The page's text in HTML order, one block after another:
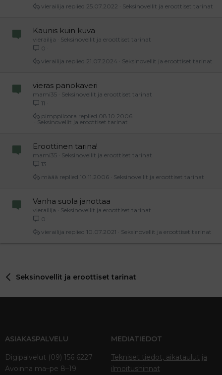
Seksinovellit ja eroottiset tarinat
25.07.2022
vierailija
Kaunis kuin kuva
vierailija
Seksinovellit ja eroottiset tarinat
0
Seksinovellit ja eroottiset tarinat
21.07.2024
vierailija
vieras panokaveri
mami35
Seksinovellit ja eroottiset tarinat
11
Seksinovellit ja eroottiset tarinat
08.10.2006
pimppiloora
Eroottinen tarina!
mami35
Seksinovellit ja eroottiset tarinat
13
Seksinovellit ja eroottiset tarinat
10.11.2006
määä
Vanha suola janottaa
vierailija
Seksinovellit ja eroottiset tarinat
0
Seksinovellit ja eroottiset tarinat
10.07.2021
vierailija
Seksinovellit ja eroottiset tarinat
ASIAKASPALVELU
Digipalvelut (09) 156 6227
Avoinna ma–pe 8–19
MEDIATIEDOT
Tekniset tiedot, aikataulut ja
ilmoitushinnat